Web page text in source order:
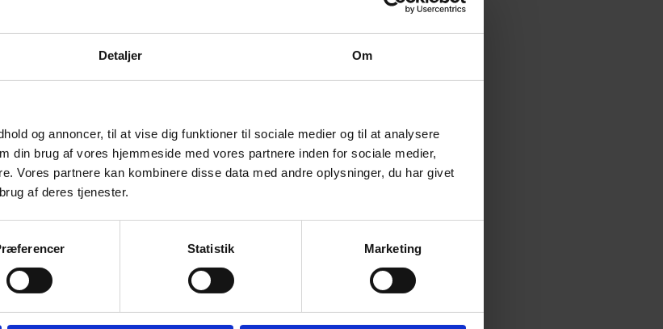
Detaljer Om
og annoncer, til at vise dig funktioner til sociale medier og til at analysere
din brug af vores hjemmeside med vores partnere inden for sociale medier,
Vores partnere kan kombinere disse data med andre oplysninger, du har givet
af deres tjenester.
Statistik Marketing